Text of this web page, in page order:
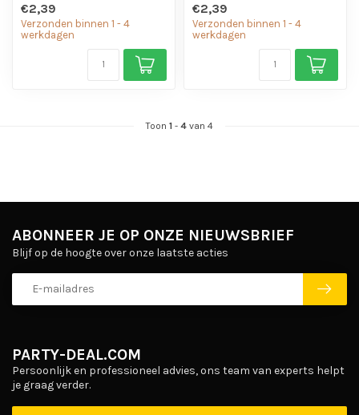
€2,39
Verzonden binnen 1 - 4
werkdagen
€2,39
Verzonden binnen 1 - 4
werkdagen
Toon 1 - 4 van 4
PARTY-DEAL.COM
Persoonlijk en professioneel advies, ons team van experts helpt
je graag verder.
ABONNEER JE OP ONZE NIEUWSBRIEF
Blijf op de hoogte over onze laatste acties